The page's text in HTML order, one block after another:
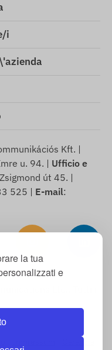
la tua
e
i
Kft. |
u. 94. | Ufficio e
út 45. |
525 | E-mail:
Ltd., Tutti i
Garanzia